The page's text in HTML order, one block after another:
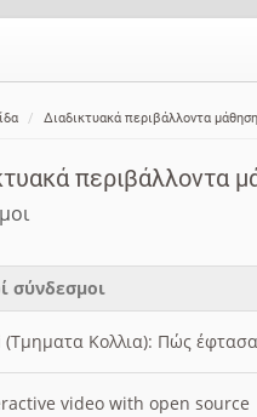
Διαδικτυακά περιβάλλοντα
περιβάλλοντα
σύνδεσμοι
(Τμηματα Κολλια): Πώς
video with open